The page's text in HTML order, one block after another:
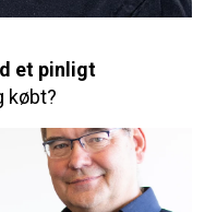
et pinligt
købt?